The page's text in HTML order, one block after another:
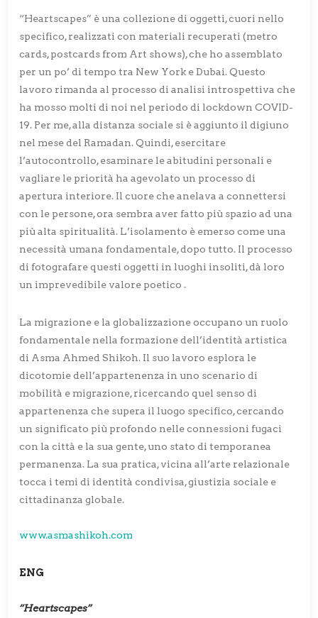
“Heartscapes” è una collezione di oggetti, cuori nello
specifico, realizzati con materiali recuperati (metro
cards, postcards from Art shows), che ho assemblato
per un po’ di tempo tra New York e Dubai. Questo
lavoro rimanda al processo di analisi introspettiva che
ha mosso molti di noi nel periodo di lockdown COVID-
19. Per me, alla distanza sociale si è aggiunto il digiuno
nel mese del Ramadan. Quindi, esercitare
l’autocontrollo, esaminare le abitudini personali e
vagliare le priorità ha agevolato un processo di
apertura interiore. Il cuore che anelava a connettersi
con le persone, ora sembra aver fatto più spazio ad una
più alta spiritualità. L’isolamento è emerso come una
necessità umana fondamentale, dopo tutto. Il processo
di fotografare questi oggetti in luoghi insoliti, dà loro
un imprevedibile valore poetico .
La migrazione e la globalizzazione occupano un ruolo
fondamentale nella formazione dell’identità artistica
di Asma Ahmed Shikoh. Il suo lavoro esplora le
dicotomie dell’appartenenza in uno scenario di
mobilità e migrazione, ricercando quel senso di
appartenenza che supera il luogo specifico, cercando
un significato più profondo nelle connessioni fugaci
con la città e la sua gente, uno stato di temporanea
permanenza. La sua pratica, vicina all’arte relazionale
tocca i temi di identità condivisa, giustizia sociale e
cittadinanza globale.
www.asmashikoh.com
ENG
“Heartscapes”